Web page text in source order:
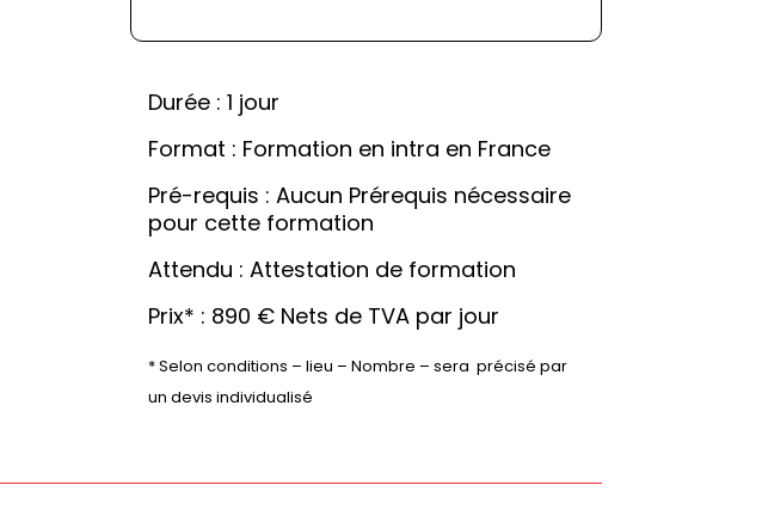
Durée : 1 jour
Format : Formation en intra en France
Pré-requis : Aucun Prérequis nécessaire
pour cette formation
Attendu : Attestation de formation
Prix* : 890 € Nets de TVA par jour
* Selon conditions – lieu – Nombre – sera  précisé par
un devis individualisé